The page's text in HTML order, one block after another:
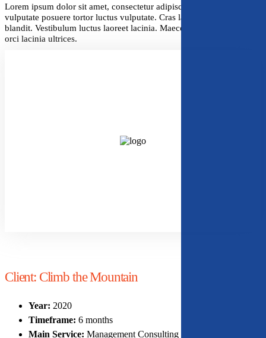
Lorem ipsum dolor sit amet, consectetur adipiscing elit. Curabitur
vulputate posuere tortor luctus vulputate. Cras laoreet pretium
blandit. Vestibulum luctus laoreet lacinia. Maecenas luctus arcu ut
orci lacinia ultrices.
Client:Climb the Mountain
Year: 2020
Timeframe: 6 months
Main Service: Management Consulting